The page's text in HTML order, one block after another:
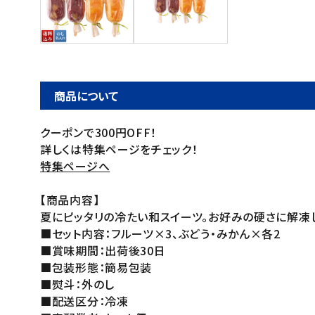
ご利用ガイド
プライバシーポリシー
利用規約
会社概要
商品について
クーポンで300円OFF！
詳しくは特集ページをチェック！
特集ページへ
【商品内容】
夏にピッタリの冷たい和スイーツ。お好みの硬さに解凍
■セット内容：フルーツ×3、ぶどう・みかん×各2
■賞味期間：出荷後30日
■包装形態：簡易包装
■熨斗：外のし
■配送区分：冷凍